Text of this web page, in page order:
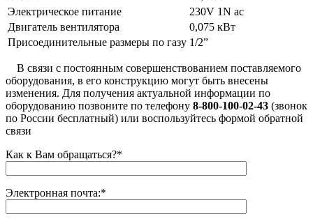
Электрическое питание
230V 1N ac
Двигатель вентилятора
0,075 кВт
Присоединительные размеры по газу 1/2”
В связи с постоянным совершенствованием поставляемого
оборудования, в его конструкцию могут быть внесены
изменения. Для получения актуальной информации по
оборудованию позвоните по телефону 8-800-100-02-43 (звонок
по России бесплатный) или воспользуйтесь формой обратной
связи
Как к Вам обращаться?*
Электронная почта:*